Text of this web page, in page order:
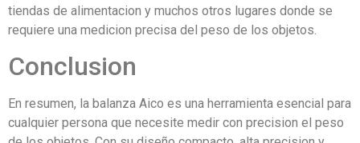
tiendas de alimentacion y muchos otros lugares donde se
requiere una medicion precisa del peso de los objetos.
Conclusion
En resumen, la balanza Aico es una herramienta esencial para
cualquier persona que necesite medir con precision el peso